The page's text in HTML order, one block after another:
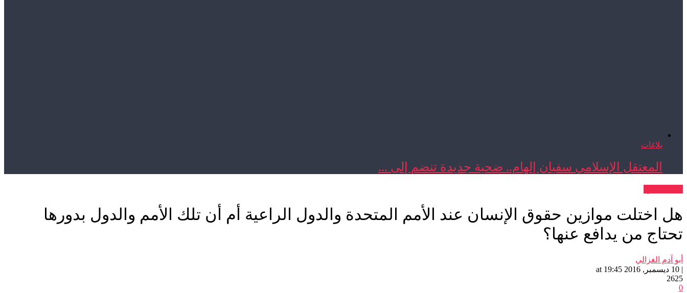
بلاغات
المعتقل الإسلامي سفيان إلهام.. ضحية جديدة تنضم إلى ...
هل اختلت موازين حقوق الإنسان عند الأمم المتحدة والدول الراعية أم أن تلك الأمم والدول بدورها
تحتاج من يدافع عنها؟
أبو آدم الغزالي
| 10 ديسمبر, 2016 at 19:45
2625
0